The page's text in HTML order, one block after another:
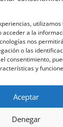
a la
nos
o las
consentimiento,
y
Aceptar
Denegar
parte de ellas,
escrito a Mario
están
2002 (última
de Privacidad